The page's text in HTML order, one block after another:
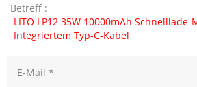
Betreff :
LITO LP12 35W 10000mAh
Integriertem Typ-C-Kabel